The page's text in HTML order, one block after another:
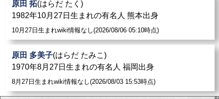
原田 拓(はらだ たく)
1982年10月27日生まれの有名人 熊本出身
10月27日生まれwiki情報なし(2026/08/06 05:10時点)
原田 多美子(はらだ たみこ)
1970年8月27日生まれの有名人 福岡出身
8月27日生まれwiki情報なし(2026/08/03 15:53時点)